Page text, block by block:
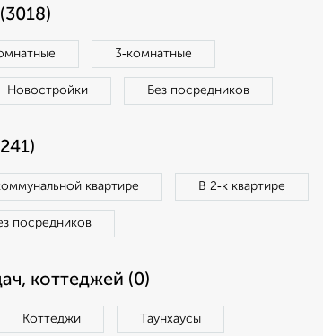
3‑комнатные
Новостройки Без посредников
квартире В 2‑к квартире
посредников
коттеджей (0)
Коттеджи Таунхаусы